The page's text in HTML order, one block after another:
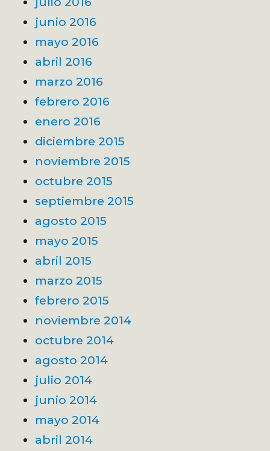
junio 2016
mayo 2016
abril 2016
marzo 2016
febrero 2016
enero 2016
diciembre 2015
noviembre 2015
octubre 2015
septiembre 2015
agosto 2015
mayo 2015
abril 2015
marzo 2015
febrero 2015
noviembre 2014
octubre 2014
agosto 2014
julio 2014
junio 2014
mayo 2014
abril 2014